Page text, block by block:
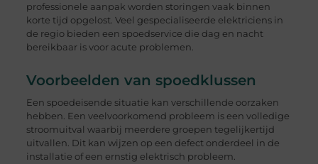
professionele aanpak worden storingen vaak binnen
korte tijd opgelost. Veel gespecialiseerde elektriciens in
de regio bieden een spoedservice die dag en nacht
bereikbaar is voor acute problemen.
Voorbeelden van spoedklussen
Een spoedeisende situatie kan verschillende oorzaken
hebben. Een veelvoorkomend probleem is een volledige
stroomuitval waarbij meerdere groepen tegelijkertijd
uitvallen. Dit kan wijzen op een defect onderdeel in de
installatie of een ernstig elektrisch probleem.